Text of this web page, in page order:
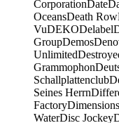
CorporationDate
OceansDeath Row
VuDEKODelabel
GroupDemos
Unlimited
Grammophon
Schallplattenclub
Seines Herrn
FactoryDimensions
WaterDisc Jockey